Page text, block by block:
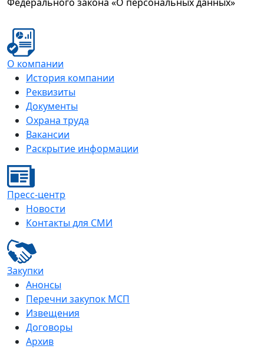
О компании
История компании
Реквизиты
Документы
Охрана труда
Вакансии
Раскрытие информации
Пресс-центр
Новости
Контакты для СМИ
Закупки
Анонсы
Перечни закупок МСП
Извещения
Договоры
Архив